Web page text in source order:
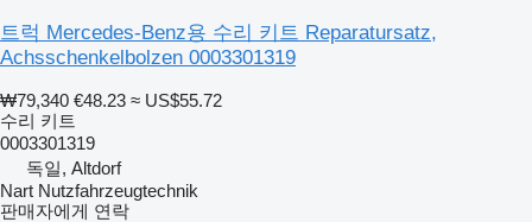
트럭 Mercedes-Benz용 수리 키트 Reparatursatz,
Achsschenkelbolzen 0003301319
₩79,340 €48.23 ≈ US$55.72
수리 키트
0003301319
독일, Altdorf
Nart Nutzfahrzeugtechnik
판매자에게 연락